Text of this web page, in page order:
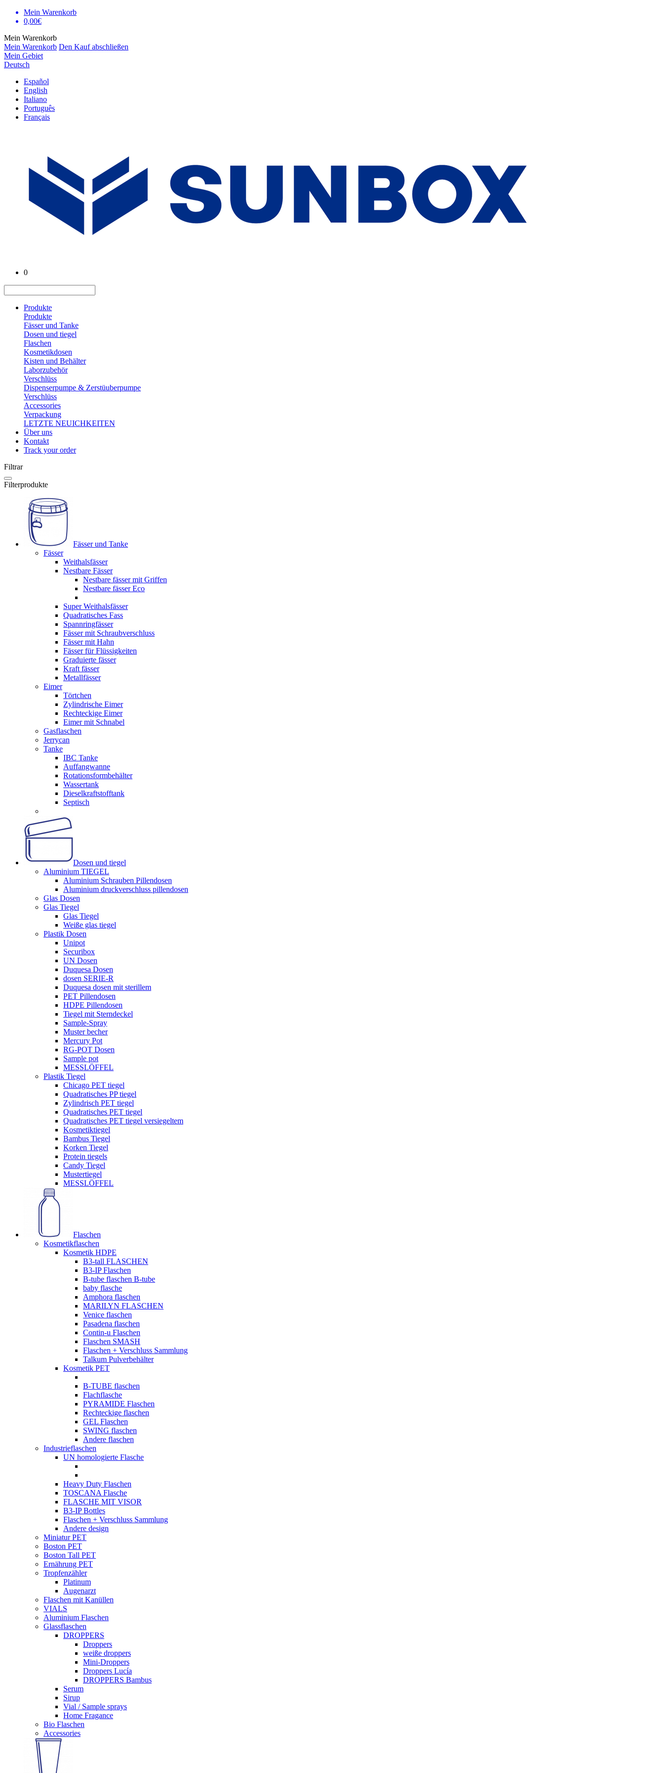
Mein Warenkorb
0,00€
Mein Warenkorb
Mein Warenkorb Den Kauf abschließen
Mein Gebiet
Deutsch
Español
English
Italiano
Português
Français
0
Produkte
Produkte
Fässer und Tanke
Dosen und tiegel
Flaschen
Kosmetikdosen
Kisten und Behälter
Laborzubehör
Verschlüss
Dispenserpumpe & Zerstüuberpumpe
Verschlüss
Accessories
Verpackung
LETZTE NEUICHKEITEN
Über uns
Kontakt
Track your order
Filtrar
Filterprodukte
Fässer und Tanke
Fässer
Weithalsfässer
Nestbare Fässer
Nestbare fässer mit Griffen
Nestbare fässer Eco
Super Weithalsfässer
Quadratisches Fass
Spannringfässer
Fässer mit Schraubverschluss
Fässer mit Hahn
Fässer für Flüssigkeiten
Graduierte fässer
Kraft fässer
Metallfässer
Eimer
Törtchen
Zylindrische Eimer
Rechteckige Eimer
Eimer mit Schnabel
Gasflaschen
Jerrycan
Tanke
IBC Tanke
Auffangwanne
Rotationsformbehälter
Wassertank
Dieselkraftstofftank
Septisch
Dosen und tiegel
Aluminium TIEGEL
Aluminium Schrauben Pillendosen
Aluminium druckverschluss pillendosen
Glas Dosen
Glas Tiegel
Glas Tiegel
Weiße glas tiegel
Plastik Dosen
Unipot
Securibox
UN Dosen
Duquesa Dosen
dosen SERIE-R
Duquesa dosen mit sterillem
PET Pillendosen
HDPE Pillendosen
Tiegel mit Sterndeckel
Sample-Spray
Muster becher
Mercury Pot
RG-POT Dosen
Sample pot
MESSLÖFFEL
Plastik Tiegel
Chicago PET tiegel
Quadratisches PP tiegel
Zylindrisch PET tiegel
Quadratisches PET tiegel
Quadratisches PET tiegel versiegeltem
Kosmetiktiegel
Bambus Tiegel
Korken Tiegel
Protein tiegels
Candy Tiegel
Mustertiegel
MESSLÖFFEL
Flaschen
Kosmetikflaschen
Kosmetik HDPE
B3-tall FLASCHEN
B3-IP Flaschen
B-tube flaschen B-tube
baby flasche
Amphora flaschen
MARILYN FLASCHEN
Venice flaschen
Pasadena flaschen
Contin-u Flaschen
Flaschen SMASH
Flaschen + Verschluss Sammlung
Talkum Pulverbehälter
Kosmetik PET
B-TUBE flaschen
Flachflasche
PYRAMIDE Flaschen
Rechteckige flaschen
GEL Flaschen
SWING flaschen
Andere flaschen
Industrieflaschen
UN homologierte Flasche
Heavy Duty Flaschen
TOSCANA Flasche
FLASCHE MIT VISOR
B3-IP Bottles
Flaschen + Verschluss Sammlung
Andere design
Miniatur PET
Boston PET
Boston Tall PET
Ernährung PET
Tropfenzähler
Platinum
Augenarzt
Flaschen mit Kanüllen
VIALS
Aluminium Flaschen
Glassflaschen
DROPPERS
Droppers
weiße droppers
Mini-Droppers
Droppers Lucía
DROPPERS Bambus
Serum
Sirup
Vial / Sample sprays
Home Fragance
Bio Flaschen
Accessories